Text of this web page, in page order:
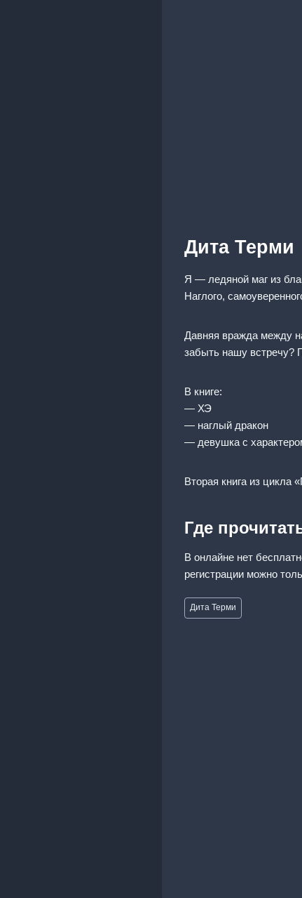
Дита Терми
Я — ледяной маг из
Наглого,
Давняя вражда между
забыть нашу встречу?
В книге:
— ХЭ
— наглый дракон
— девушка с
Вторая книга из цикла
Где
В онлайне нет
регистрации можно
Метки
записи:
Дита Терми